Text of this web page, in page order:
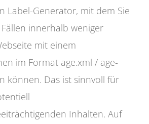
Label-Generator, mit dem Sie
innerhalb weniger
mit einem
im Format age.xml / age-
können. Das ist sinnvoll für
Inhalten. Auf